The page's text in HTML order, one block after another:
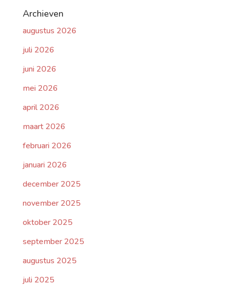
Archieven
augustus 2026
juli 2026
juni 2026
mei 2026
april 2026
maart 2026
februari 2026
januari 2026
december 2025
november 2025
oktober 2025
september 2025
augustus 2025
juli 2025